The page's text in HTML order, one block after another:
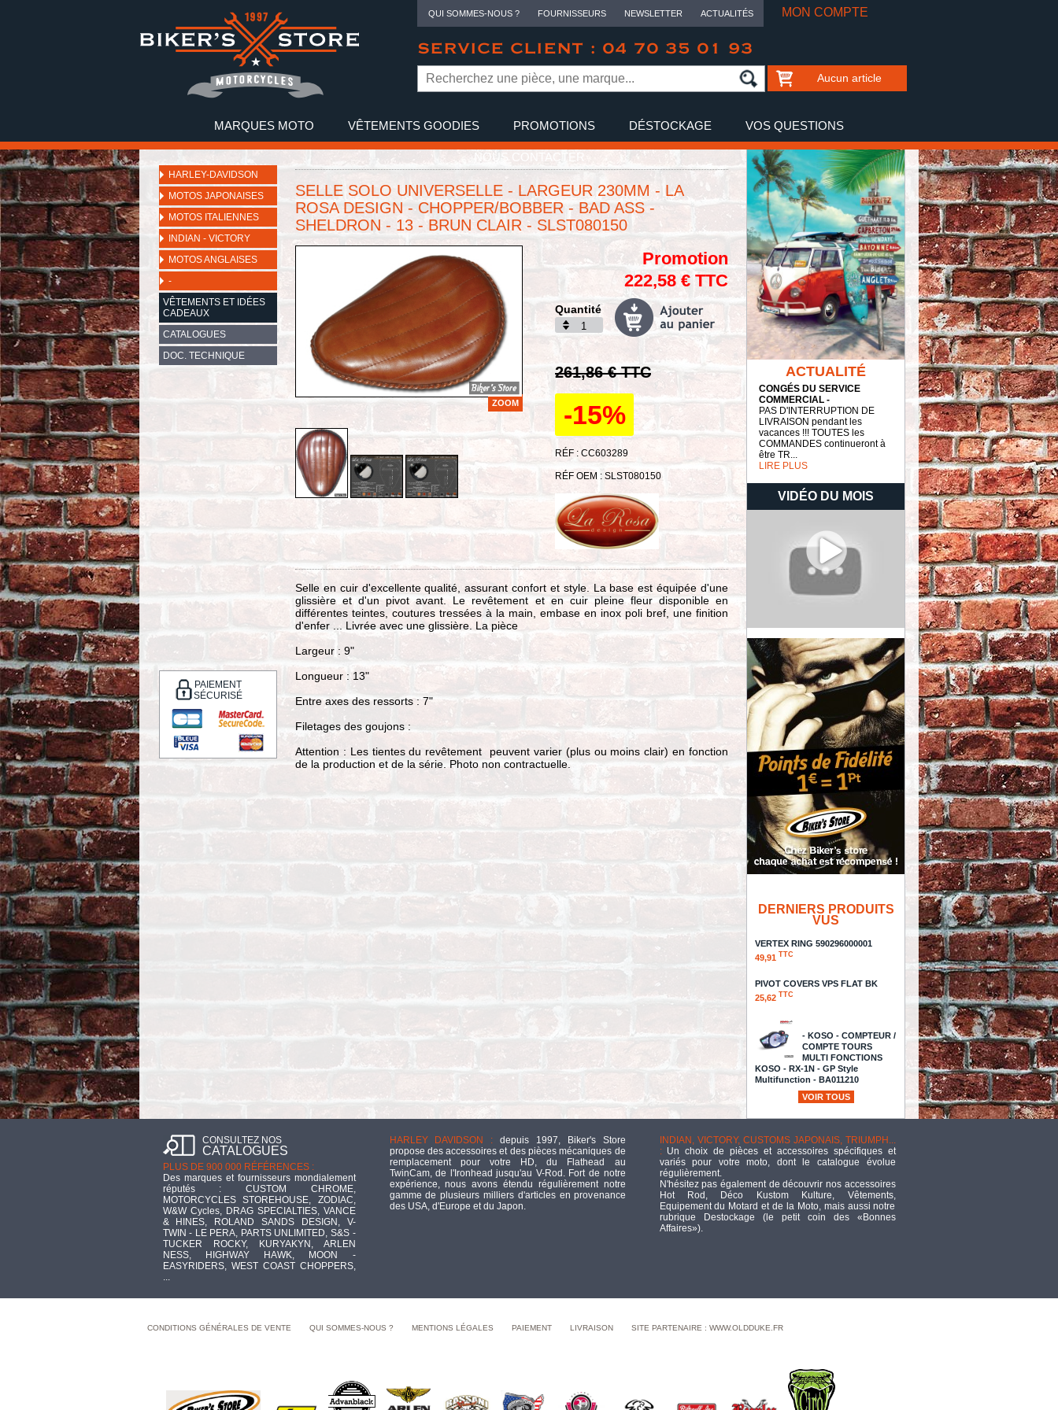
QUI SOMMES-NOUS ? FOURNISSEURS NEWSLETTER ACTUALITÉS MON COMPTE
SERVICE CLIENT : 04 70 35 01 93
Aucun article
MARQUES MOTO VÊTEMENTS GOODIES PROMOTIONS DÉSTOCKAGE VOS QUESTIONS
NOUS CONTACTER
HARLEY-DAVIDSON
MOTOS JAPONAISES
MOTOS ITALIENNES
INDIAN - VICTORY
MOTOS ANGLAISES
-
VÊTEMENTS ET IDÉES
CADEAUX
CATALOGUES
DOC. TECHNIQUE
PAIEMENT
SÉCURISÉ
SELLE SOLO UNIVERSELLE - LARGEUR 230MM - LA
ROSA DESIGN - CHOPPER/BOBBER - BAD ASS -
SHELDRON - 13 - BRUN CLAIR - SLST080150
ZOOM
Promotion
222,58 € TTC
Quantité
261,86 € TTC
-15%
RÉF : CC603289
RÉF OEM : SLST080150
Selle en cuir d'excellente qualité, assurant confort et style. La base est équipée d'une
glissière et d'un pivot avant. Le revêtement et en cuir pleine fleur disponible en
différentes teintes, coutures tressées à la main, embase en inox poli bref, une finition
d'enfer ... Livrée avec une glissière. La pièce
Largeur : 9"
Longueur : 13"
Entre axes des ressorts : 7"
Filetages des goujons :
Attention : Les tientes du revêtement peuvent varier (plus ou moins clair) en fonction
de la production et de la série. Photo non contractuelle.
ACTUALITÉ
CONGÉS DU SERVICE
COMMERCIAL -
PAS D'INTERRUPTION DE
LIVRAISON pendant les
vacances !!! TOUTES les
COMMANDES continueront à
être TR...
LIRE PLUS
VIDÉO DU MOIS
DERNIERS PRODUITS
VUS
VERTEX RING 590296000001
49,91 TTC
PIVOT COVERS VPS FLAT BK
25,62 TTC
- KOSO - COMPTEUR /
COMPTE TOURS
MULTI FONCTIONS
KOSO - RX-1N - GP Style
Multifunction - BA011210
MAINTIENT DE
PASSAGER : Kit de Fixation
spécifique pour selle Police
CABLE THROTTLE PULL HONDA
22,03
TTC
- SILENCIEUX -
YUMA 1133CM3 SLIP-ON
TTC
"Hot Set Up kit, black, 116"" SS"
VOIR TOUS
CONSULTEZ NOS
CATALOGUES
PLUS DE 900 000 RÉFÉRENCES :
Des marques et fournisseurs mondialement
réputés : CUSTOM CHROME,
MOTORCYCLES STOREHOUSE, ZODIAC,
W&W Cycles, DRAG SPECIALTIES, VANCE
& HINES, ROLAND SANDS DESIGN, V-
TWIN - LE PERA, PARTS UNLIMITED, S&S -
TUCKER ROCKY, KURYAKYN, ARLEN
NESS, HIGHWAY HAWK, MOON -
EASYRIDERS, WEST COAST CHOPPERS,
HARLEY DAVIDSON : depuis 1997, Biker's Store
propose des accessoires et des pièces mécaniques de
remplacement pour votre HD, du Flathead au
TwinCam, de l'Ironhead jusqu'au V-Rod. Fort de notre
expérience, nous avons étendu régulièrement notre
gamme de plusieurs milliers d'articles en provenance
des USA, d'Europe et du Japon.
INDIAN, VICTORY, CUSTOMS JAPONAIS, TRIUMPH...
:Un choix de pièces et accessoires spécifiques et
variés pour votre moto, dont le catalogue évolue
régulièrement.
N'hésitez pas également de découvrir nos accessoires
Hot Rod, Déco Kustom Kulture, Vêtements,
Equipement du Motard et de la Moto, mais aussi notre
rubrique Destockage (le petit coin des «Bonnes
Affaires»).
CONDITIONS GÉNÉRALES DE VENTE QUI SOMMES-NOUS ? MENTIONS LÉGALES PAIEMENT LIVRAISON SITE PARTENAIRE : WWW.OLDDUKE.FR